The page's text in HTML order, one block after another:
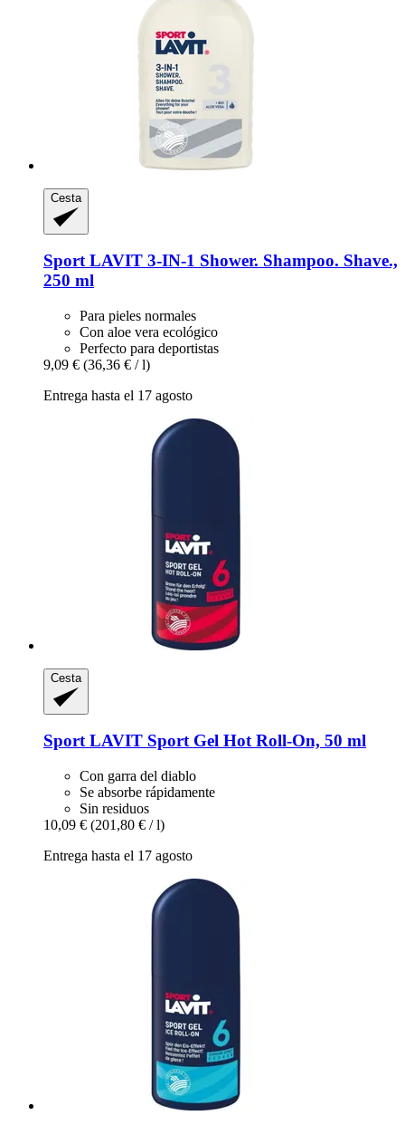
Cesta
Sport LAVIT 3-​IN-​1 Shower. Shampoo. Shave.,
250 ml
Para pieles normales
Con aloe vera ecológico
Perfecto para deportistas
9,09 € (36,36 € / l)
Entrega hasta el 17 agosto
Cesta
Sport LAVIT Sport Gel Hot Roll-​On, 50 ml
Con garra del diablo
Se absorbe rápidamente
Sin residuos
10,09 € (201,80 € / l)
Entrega hasta el 17 agosto